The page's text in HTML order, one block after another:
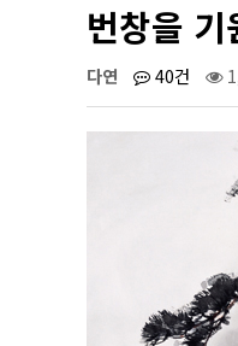
번창을
다연 40건